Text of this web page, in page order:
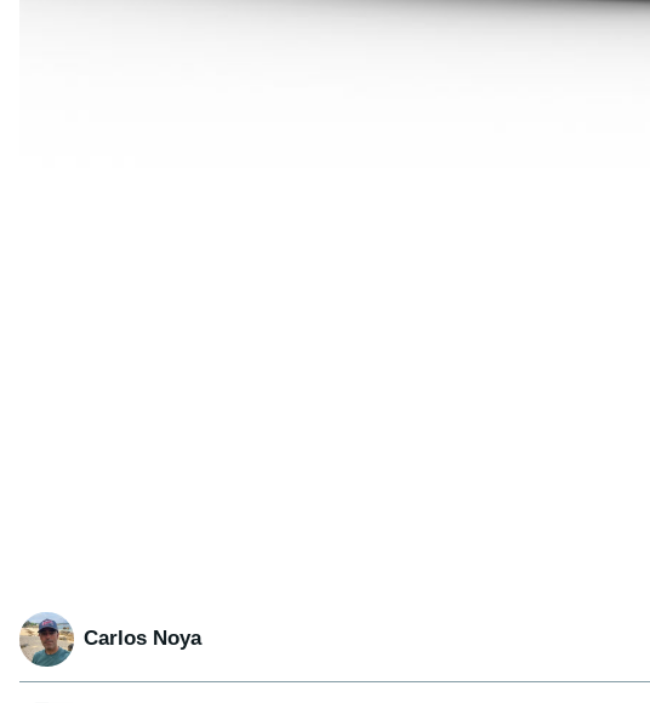
Carlos Noya